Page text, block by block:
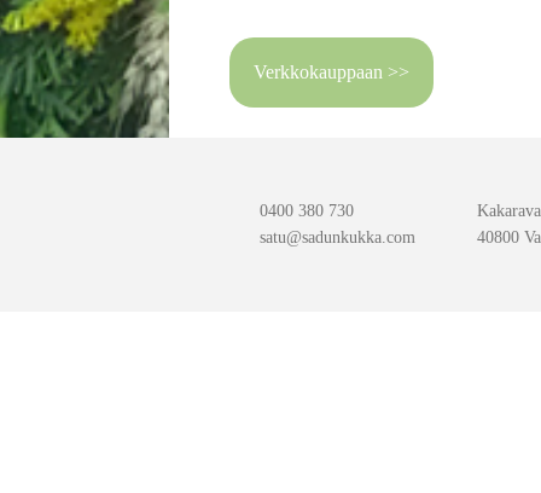
Verkkokauppaan >>
0400 380 730
satu@sadunkukka.com
40800